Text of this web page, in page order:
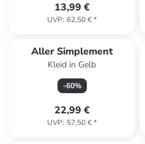
13,99 €
UVP: 62,50 €*
Aller Simplement
Kleid in Gelb
-60%
22,99 €
UVP: 57,50 €*